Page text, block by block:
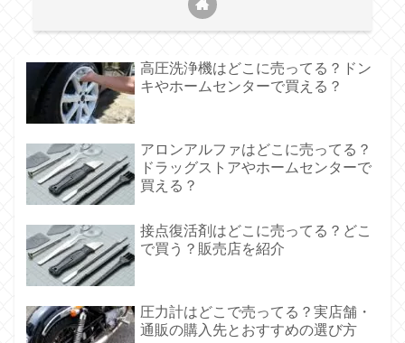
高圧洗浄機はどこに売ってる？ドン
キやホームセンターで買える？
アロンアルファはどこに売ってる？
ドラッグストアやホームセンターで
買える？
接点復活剤はどこに売ってる？どこ
で買う？販売店を紹介
圧力計はどこで売ってる？実店舗・
通販の購入先とおすすめの選び方